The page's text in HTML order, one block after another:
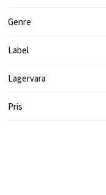
Genre
Label
Lagervara
Pris